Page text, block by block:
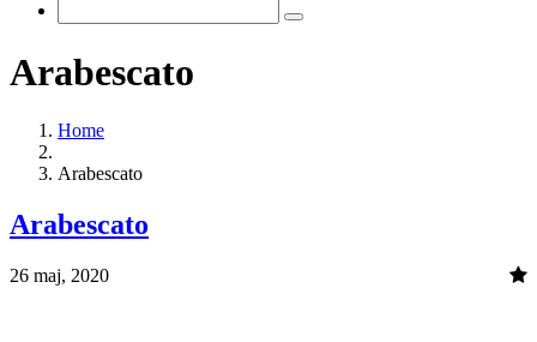
Arabescato
Home
Arabescato
Arabescato
26 maj, 2020